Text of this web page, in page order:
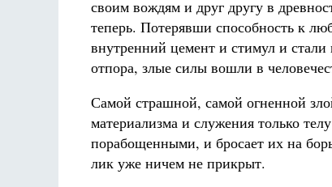
своим вождям и друг другу в
теперь. Потерявши способность к
внутренний цемент и стимул и
отпора, злые силы вошли в
Самой страшной, самой огненной
материализма и служения только
порабощенными, и бросает их на
лик уже ничем не прикрыт.